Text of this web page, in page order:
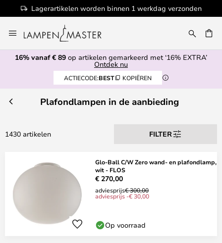
100+ designermerken
naar
de
inhoud
16% vanaf € 89 op artikelen gemarkeerd met ‘16% EXTRA’
Ontdek nu
ACTIECODE:BEST KOPIËREN
Plafondlampen in de aanbieding
1430 artikelen FILTER
Glo-Ball C/W Zero wand- en plafondlamp,
wit - FLOS
€ 270,00
adviesprijs€ 300,00
adviesprijs -€ 30,00
Op voorraad